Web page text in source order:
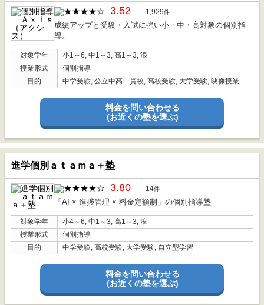
3.52 1,929件
成績アップと受験・入試に強い小・中・高対象の個別指
導。
対象学年
小1～6, 中1～3, 高1～3, 浪
授業形式
個別指導
目的
中学受験, 公立中高一貫校, 高校受験, 大学受験, 映像授業
料金を問い合わせる
(お近くの塾を選ぶ)
進学個別ａｔａｍａ＋塾
3.80 14件
「AI × 進捗管理 × 料金定額制」の個別指導塾
対象学年
小4～6, 中1～3, 高1～3, 浪
授業形式
個別指導
目的
中学受験, 高校受験, 大学受験, 自立型学習
料金を問い合わせる
(お近くの塾を選ぶ)